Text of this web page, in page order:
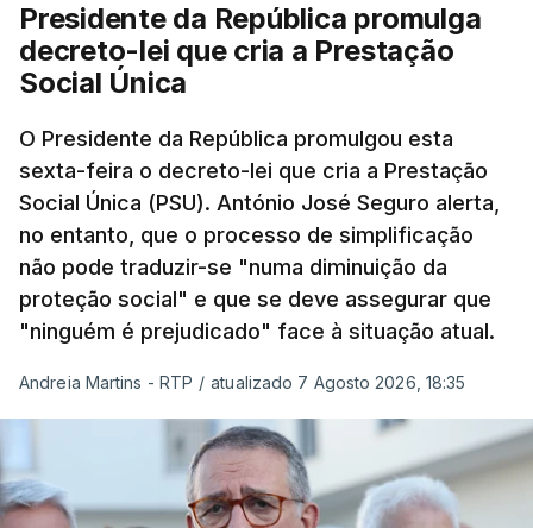
Presidente da República promulga
decreto-lei que cria a Prestação
Social Única
O Presidente da República promulgou esta
sexta-feira o decreto-lei que cria a Prestação
Social Única (PSU). António José Seguro alerta,
no entanto, que o processo de simplificação
não pode traduzir-se "numa diminuição da
proteção social" e que se deve assegurar que
"ninguém é prejudicado" face à situação atual.
Andreia Martins - RTP / atualizado 7 Agosto 2026, 18:35